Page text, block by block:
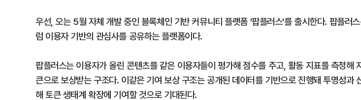
우선, 오는 5월 자체 개발 중인 블록체인 기반 커뮤니티 플랫폼 '팝플러스'를 출시한다. 팝플러
럼 이용자 기반의 관심사를 공유하는 플랫폼이다.
팝플러스는 이용자가 올린 콘텐츠를 같은 이용자들이 평가해 점수를 주고, 활동 지표를 측정해
큰으로 보상받는 구조다. 이같은 기여 보상 구조는 공개된 데이터를 기반으로 진행돼 투명성과
해 토큰 생태계 확장에 기여할 것으로 기대된다.